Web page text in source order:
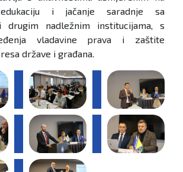
edukaciju i jačanje saradnje sa
drugim nadležnim institucijama, s
vladavine prava i zaštite
države i građana.